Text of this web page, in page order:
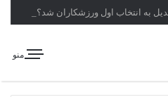
به انتخاب اول ورزشکاران شد؟
منو